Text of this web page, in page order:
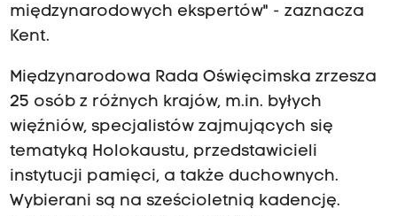
międzynarodowych ekspertów" - zaznacza
Kent.
Międzynarodowa Rada Oświęcimska zrzesza
25 osób z różnych krajów, m.in. byłych
więźniów, specjalistów zajmujących się
tematyką Holokaustu, przedstawicieli
instytucji pamięci, a także duchownych.
Wybierani są na sześcioletnią kadencję.